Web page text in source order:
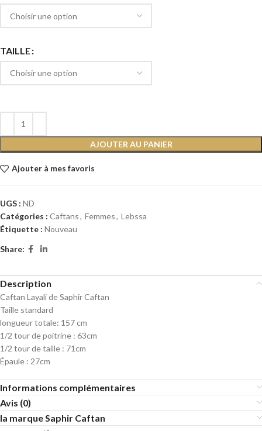
TAILLE
AJOUTER AU PANIER
Ajouter à mes favoris
UGS : ND
Catégories : Caftans, Femmes, Lebssa
Étiquette : Nouveau
Share:
Description
Caftan Layali de Saphir Caftan
Taille standard
longueur totale: 157 cm
1/2 tour de poitrine : 63cm
1/2 tour de taille : 71cm
Épaule : 27cm
Informations complémentaires
Avis (0)
la marque Saphir Caftan